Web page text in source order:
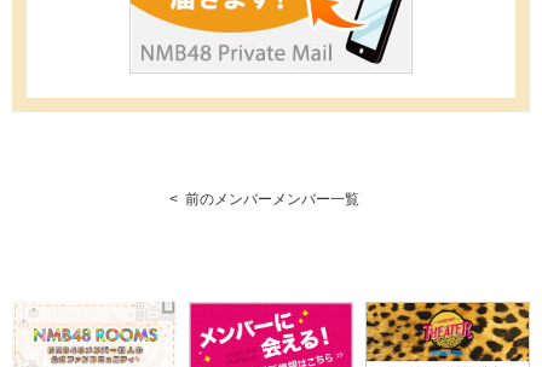
< 前のメンバー メンバー一覧